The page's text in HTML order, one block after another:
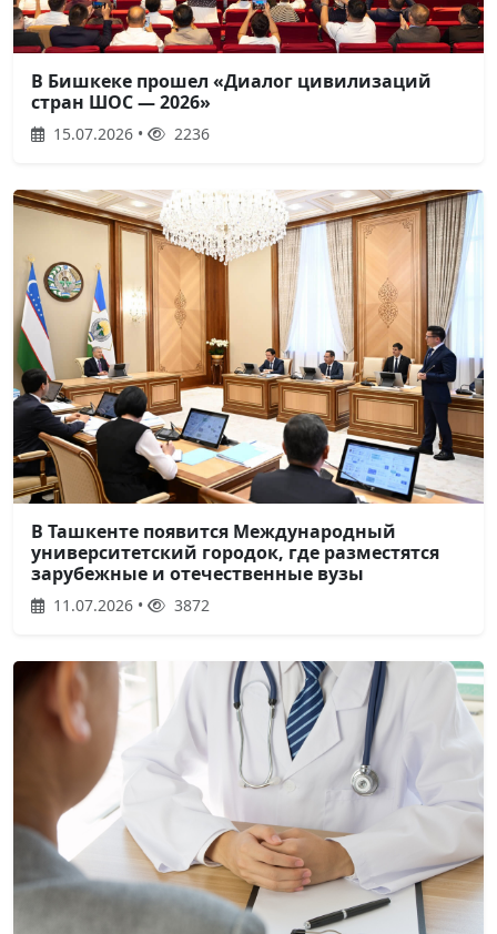
В Бишкеке прошел «Диалог цивилизаций
стран ШОС — 2026»
15.07.2026 • 2236
В Ташкенте появится Международный
университетский городок, где разместятся
зарубежные и отечественные вузы
11.07.2026 • 3872